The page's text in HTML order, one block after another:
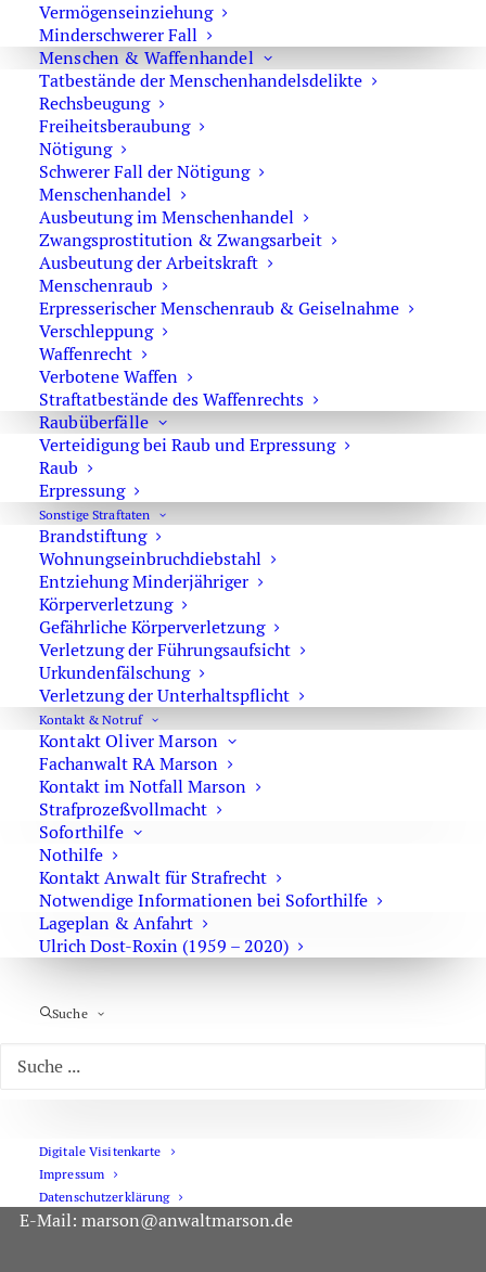
Vermögenseinziehung
Minderschwerer Fall
Menschen & Waffenhandel
Tatbestände der Menschenhandelsdelikte
Rechsbeugung
Freiheitsberaubung
Nötigung
Schwerer Fall der Nötigung
Menschenhandel
Ausbeutung im Menschenhandel
Zwangsprostitution & Zwangsarbeit
Ausbeutung der Arbeitskraft
Menschenraub
Erpresserischer Menschenraub & Geiselnahme
Verschleppung
Waffenrecht
Verbotene Waffen
Straftatbestände des Waffenrechts
Raubüberfälle
Verteidigung bei Raub und Erpressung
Raub
Erpressung
Sonstige Straftaten
Brandstiftung
Wohnungs­einbruchdiebstahl
Entziehung Minderjähriger
Körperverletzung
Gefährliche Körperverletzung
Verletzung der Führungsaufsicht
Urkundenfälschung
Verletzung der Unterhaltspflicht
Kontakt & Notruf
Kontakt Oliver Marson
Fachanwalt RA Marson
Kontakt im Notfall Marson
Strafprozeßvollmacht
Soforthilfe
Nothilfe
Kontakt Anwalt für Strafrecht
Notwendige Informationen bei Soforthilfe
Lageplan & Anfahrt
Ulrich Dost-Roxin (1959 – 2020)
Suche
Digitale Visitenkarte
Impressum
Datenschutzerklärung
Investigative Arbeitsweise – Analyse mit dem
Computer
Zusammenarbeit mit Analysten
Die Vergewaltigung mit Todesfolge
Über den Notstand zum Freispruch
Aussage gegen Aussage
Revision im Strafrecht
Strafverteidiger aus Berlin
Strafverteidiger-Notruf (z. B. bei
Festnahme oder
Hausdurchsuchungen):
Sie erreichen die Anwaltskanzlei an den
Wochentagen über das Sekretariat.
Die Sekretärinnen sind zur Verschwiegenheit
verpflichtet. Erforderliche Erstinformationen
Telefon:
Fax +49 30 720 22 771
E-Mail: marson@anwaltmarson.de